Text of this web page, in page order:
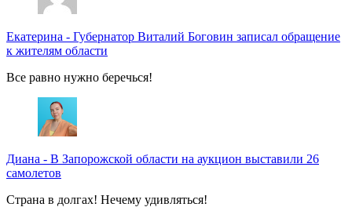
Екатерина - Губернатор Виталий Боговин записал обращение
к жителям области
Все равно нужно беречься!
Диана - В Запорожской области на аукцион выставили 26
самолетов
Страна в долгах! Нечему удивляться!